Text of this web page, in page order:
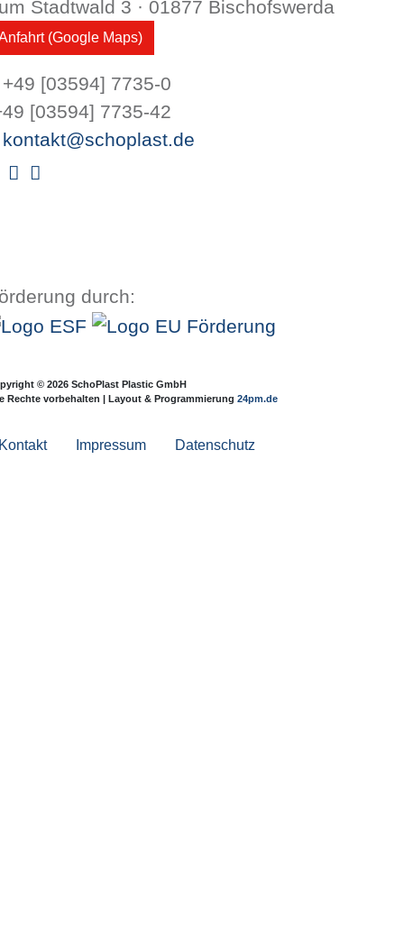
Stadtwald 3 · 01877 Bischofswerda
(Google Maps)
[03594] 7735-0
[03594] 7735-42
kontakt@schoplast.de
Facebook
durch:
© 2026 SchoPlast Plastic GmbH
Rechte vorbehalten | Layout & Programmierung 24pm.de
Impressum Datenschutz